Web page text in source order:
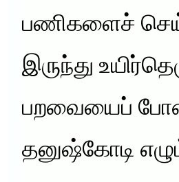
பணிகளைச்
இருந்து
பறவையைப்
தனுஷ்கோடி